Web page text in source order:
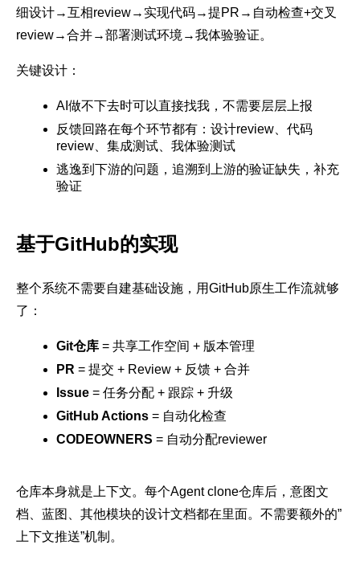
细设计→互相review→实现代码→提PR→自动检查+交叉
review→合并→部署测试环境→我体验验证。
关键设计：
AI做不下去时可以直接找我，不需要层层上报
反馈回路在每个环节都有：设计review、代码
review、集成测试、我体验测试
逃逸到下游的问题，追溯到上游的验证缺失，补充
验证
基于GitHub的实现
整个系统不需要自建基础设施，用GitHub原生工作流就够
了：
Git仓库 = 共享工作空间 + 版本管理
PR = 提交 + Review + 反馈 + 合并
Issue = 任务分配 + 跟踪 + 升级
GitHub Actions = 自动化检查
CODEOWNERS = 自动分配reviewer
仓库本身就是上下文。每个Agent clone仓库后，意图文
档、蓝图、其他模块的设计文档都在里面。不需要额外的”
上下文推送”机制。